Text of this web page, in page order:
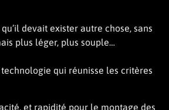
devait exister autre chose, sans
plus léger, plus souple…
qui réunisse les critères
et rapidité pour le montage des